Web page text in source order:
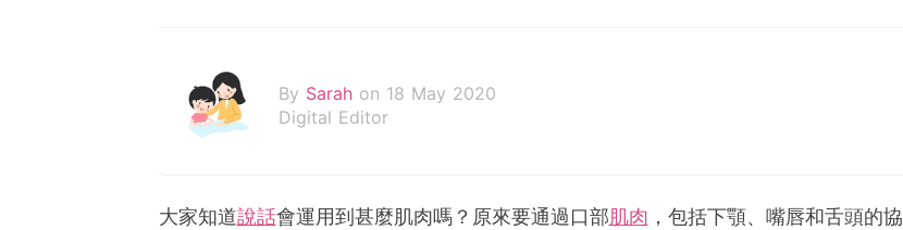
By Sarah on 18 May 2020
Digital Editor
大家知道說話會運用到甚麼肌肉嗎？原來要通過口部肌肉 ，包括下顎、嘴唇和舌頭的協